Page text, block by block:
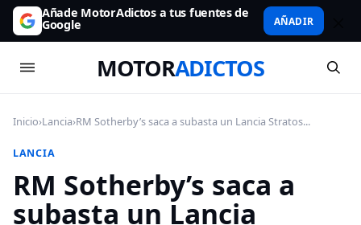
Añade MotorAdictos a tus fuentes de
Google AÑADIR
MOTORADICTOS
Inicio›Lancia›RM Sotherby’s saca a subasta un Lancia Stratos...
LANCIA
RM Sotherby’s saca a
subasta un Lancia